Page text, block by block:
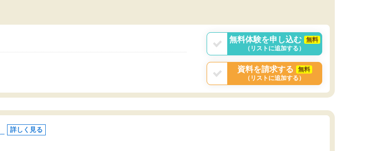
無料体験を申し込む
無料
（リストに追加する）
資料を請求する
無料
（リストに追加する）
詳しく見る